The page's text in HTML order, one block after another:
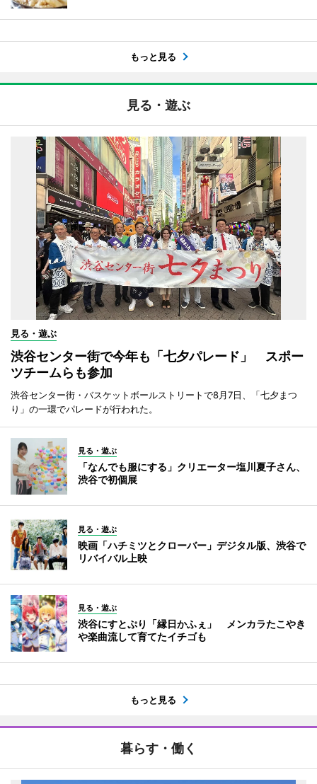
もっと見る
見る・遊ぶ
見る・遊ぶ
渋谷センター街で今年も「七夕パレード」 スポー
ツチームらも参加
渋谷センター街・バスケットボールストリートで8月7日、「七夕まつ
り」の一環でパレードが行われた。
見る・遊ぶ
「なんでも服にする」クリエーター塩川夏子さん、
渋谷で初個展
見る・遊ぶ
映画「ハチミツとクローバー」デジタル版、渋谷で
リバイバル上映
見る・遊ぶ
渋谷にすとぷり「縁日かふぇ」 メンカラたこやき
や楽曲流して育てたイチゴも
もっと見る
暮らす・働く